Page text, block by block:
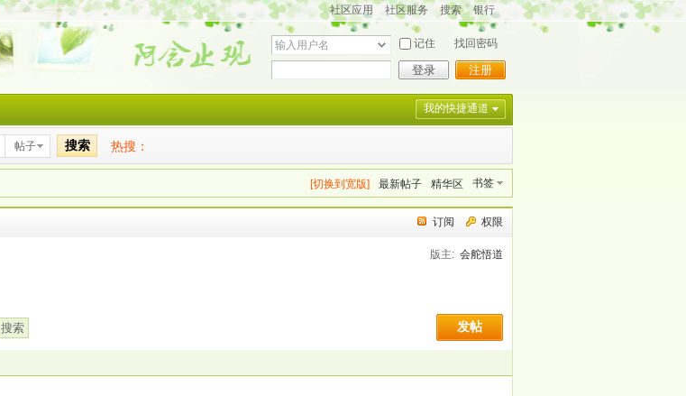
社区应用 社区服务 搜索 银行
记住 找回密码
登录 注册
我的快捷通道
帖子 搜索 热搜：
[切换到宽版] 最新帖子 精华区 书签
订阅 权限
版主: 会舵悟道
发帖
搜索